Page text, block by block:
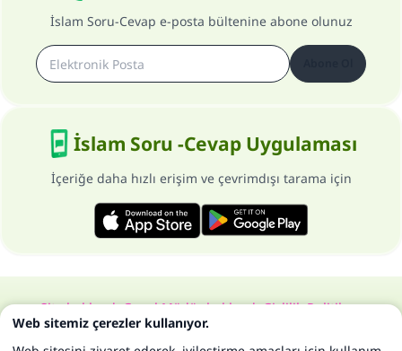
İslam Soru-Cevap e-posta bültenine abone olunuz
İslam Soru -Cevap Uygulaması
İçeriğe daha hızlı erişim ve çevrimdışı tarama için
Site hakkındaGenel Müdür hakkındaGizlilik Politikası
Bütün hakları, www.islam-qa.com sitesine aittir 1997-2025 ©
Web sitemiz çerezler kullanıyor.